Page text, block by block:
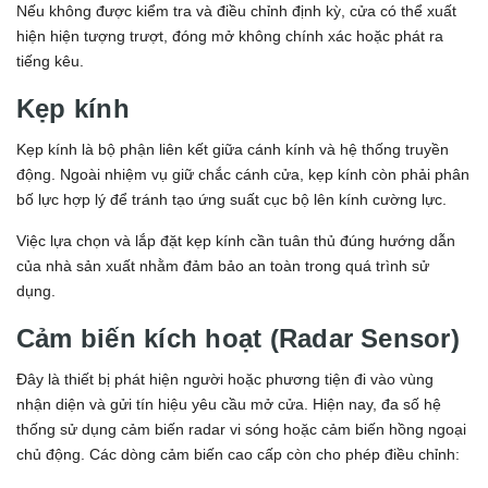
Nếu không được kiểm tra và điều chỉnh định kỳ, cửa có thể xuất
hiện hiện tượng trượt, đóng mở không chính xác hoặc phát ra
tiếng kêu.
Kẹp kính
Kẹp kính là bộ phận liên kết giữa cánh kính và hệ thống truyền
động. Ngoài nhiệm vụ giữ chắc cánh cửa, kẹp kính còn phải phân
bố lực hợp lý để tránh tạo ứng suất cục bộ lên kính cường lực.
Việc lựa chọn và lắp đặt kẹp kính cần tuân thủ đúng hướng dẫn
của nhà sản xuất nhằm đảm bảo an toàn trong quá trình sử
dụng.
Cảm biến kích hoạt (Radar Sensor)
Đây là thiết bị phát hiện người hoặc phương tiện đi vào vùng
nhận diện và gửi tín hiệu yêu cầu mở cửa. Hiện nay, đa số hệ
thống sử dụng cảm biến radar vi sóng hoặc cảm biến hồng ngoại
chủ động. Các dòng cảm biến cao cấp còn cho phép điều chỉnh: